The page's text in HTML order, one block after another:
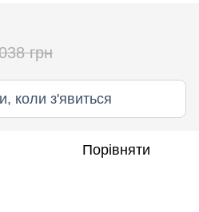
грн
коли з'явиться
Порівняти